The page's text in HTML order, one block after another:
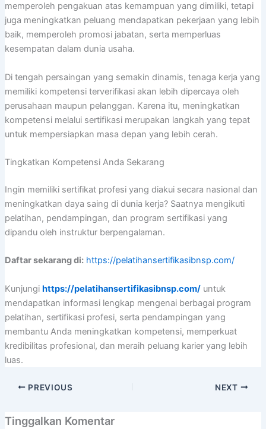
memperoleh pengakuan atas kemampuan yang dimiliki, tetapi
juga meningkatkan peluang mendapatkan pekerjaan yang lebih
baik, memperoleh promosi jabatan, serta memperluas
kesempatan dalam dunia usaha.
Di tengah persaingan yang semakin dinamis, tenaga kerja yang
memiliki kompetensi terverifikasi akan lebih dipercaya oleh
perusahaan maupun pelanggan. Karena itu, meningkatkan
kompetensi melalui sertifikasi merupakan langkah yang tepat
untuk mempersiapkan masa depan yang lebih cerah.
Tingkatkan Kompetensi Anda Sekarang
Ingin memiliki sertifikat profesi yang diakui secara nasional dan
meningkatkan daya saing di dunia kerja? Saatnya mengikuti
pelatihan, pendampingan, dan program sertifikasi yang
dipandu oleh instruktur berpengalaman.
Daftar sekarang di: https://pelatihansertifikasibnsp.com/
Kunjungi https://pelatihansertifikasibnsp.com/untuk
mendapatkan informasi lengkap mengenai berbagai program
pelatihan, sertifikasi profesi, serta pendampingan yang
membantu Anda meningkatkan kompetensi, memperkuat
kredibilitas profesional, dan meraih peluang karier yang lebih
luas.
PREVIOUS NEXT
Tinggalkan Komentar